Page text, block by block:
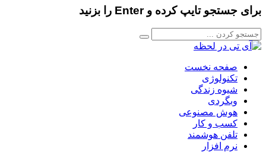
برای جستجو تایپ کرده و Enter را بزنید
صفحه نخست
تکنولوژی
شیوه زندگی
وبگردی
هوش مصنوعی
کسب و کار
تلفن هوشمند
نرم افزار